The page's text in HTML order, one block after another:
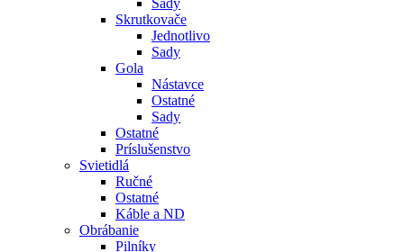
Sady
Skrutkovače
Jednotlivo
Sady
Gola
Nástavce
Ostatné
Sady
Ostatné
Príslušenstvo
Svietidlá
Ručné
Ostatné
Káble a ND
Obrábanie
Pilníky